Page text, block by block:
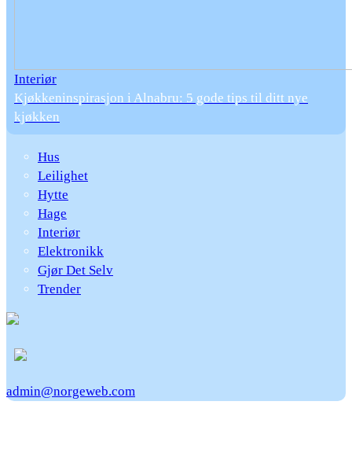
Interiør
Kjøkkeninspirasjon i Alnabru: 5 gode tips til ditt nye
kjøkken
Hus
Leilighet
Hytte
Hage
Interiør
Elektronikk
Gjør Det Selv
Trender
admin@norgeweb.com